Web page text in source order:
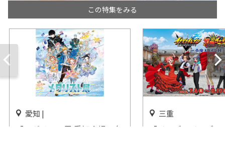
この特集をみる
愛知 |
「メダリスト展 愛知会場」名
三重
「イナズマイレブ